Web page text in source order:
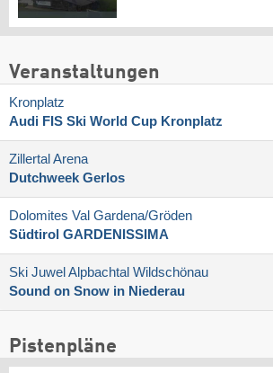
Veranstaltungen
Kronplatz
Audi FIS Ski World Cup Kronplatz
Zillertal Arena
Dutchweek Gerlos
Dolomites Val Gardena/​Gröden
Südtirol GARDENISSIMA
Ski Juwel Alpbachtal Wildschönau
Sound on Snow in Niederau
Pistenpläne